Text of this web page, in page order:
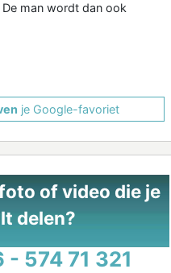
man wordt dan ook
je Google-favoriet
of video die je
delen?
- 574 71 321